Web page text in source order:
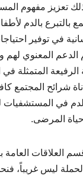
تعزيز مفهوم
بالتبرع بالدم
في توفير
الدعم المعنوي لهم
الرفيعة المتمثلة في
شرائح المجتمع
في المستشفيات
حياة المرضى.
العلاقات العامة
ليس غريباً،